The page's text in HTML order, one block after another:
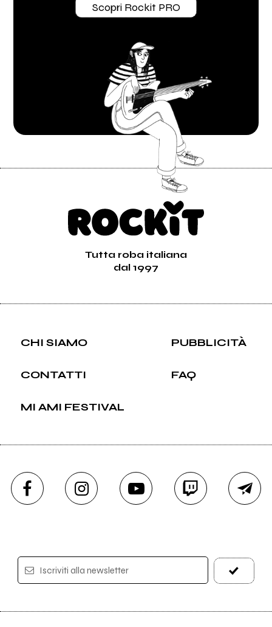
Scopri Rockit PRO
Tutta roba italiana
dal 1997
CHI SIAMO PUBBLICITÀ
CONTATTI FAQ
MI AMI FESTIVAL
Iscriviti alla newsletter